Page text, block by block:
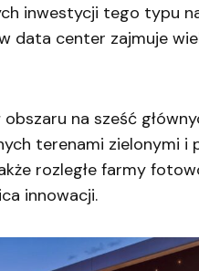
inwestycji tego typu
data center zajmuje
obszaru na sześć
terenami zielonymi i
rozległe farmy
innowacji.